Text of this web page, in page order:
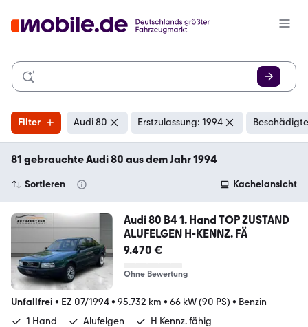
Filter Audi 80 Erstzulassung: 1994
81 gebrauchte Audi 80 aus dem Jahr 1994
Sortieren Kachelansicht
Audi 80 B4 1. Hand TOP ZUSTAND
ALUFELGEN H-KENNZ. FÄ
9.470 €
Ohne Bewertung
Unfallfrei • EZ 07/1994• 95.732 km • 66 kW (90 PS) • Benzin
1 Hand
Alufelgen H Kennz. fähig